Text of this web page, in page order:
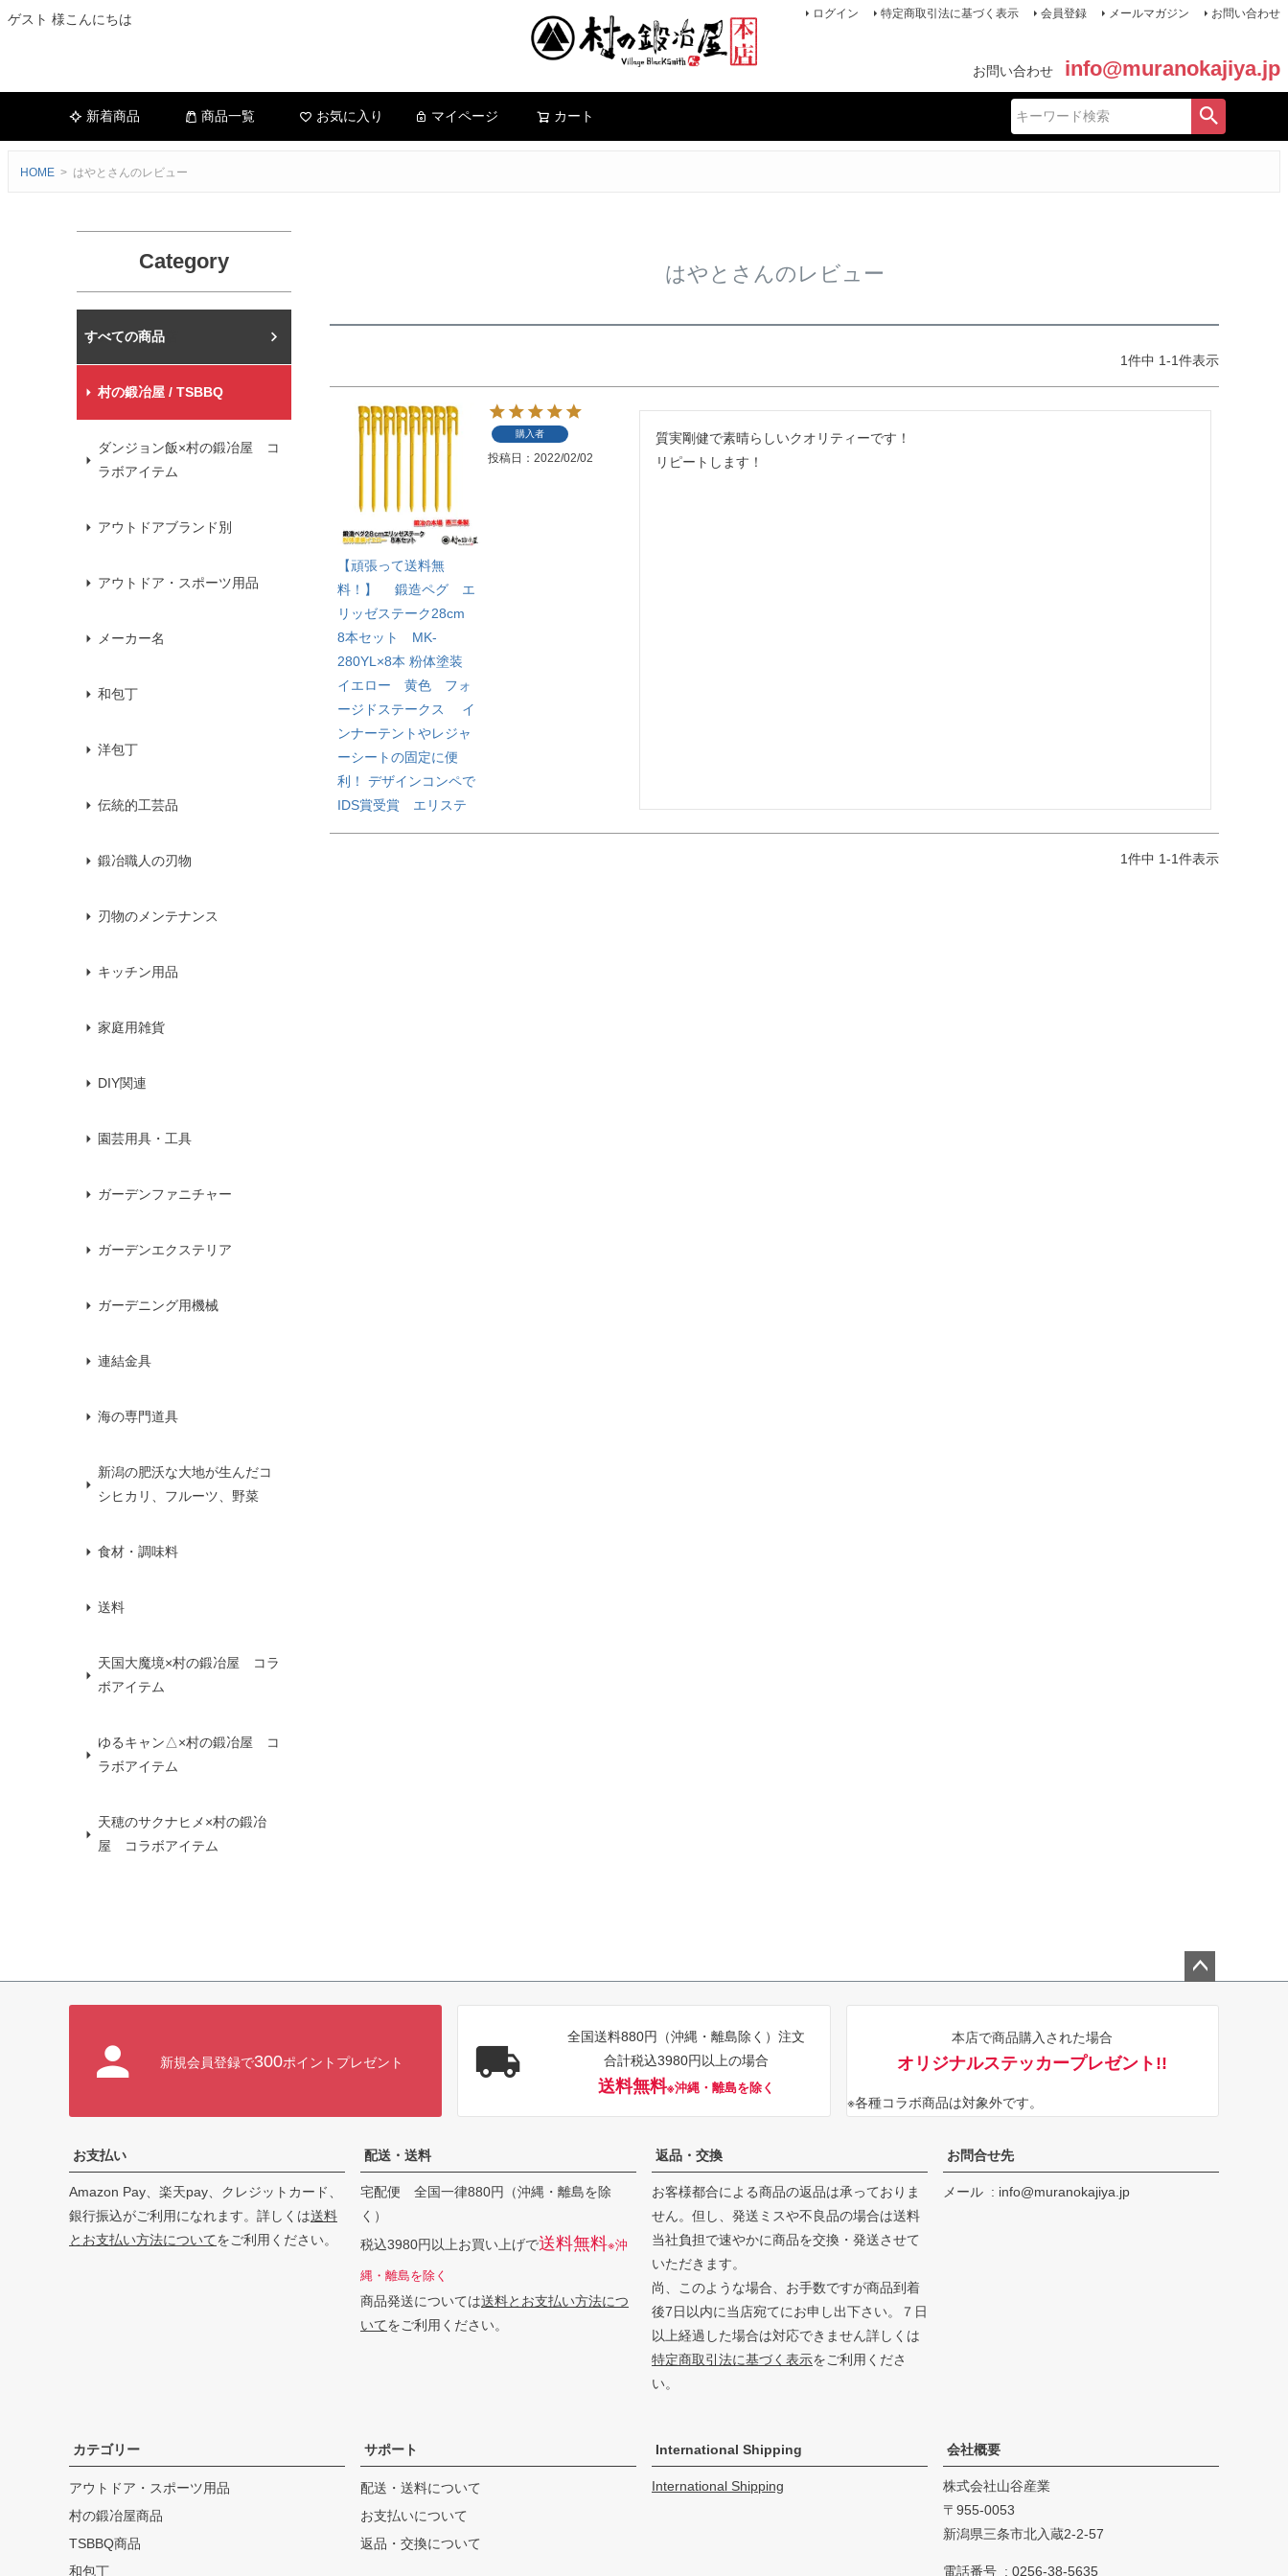
ゲスト 様こんにちは ログイン 特定商取引法に基づく表示 会員登録 メールマガジン お問い合わせ
お問い合わせ info@muranokajiya.jp
新着商品 商品一覧 お気に入り マイページ カート
HOME はやとさんのレビュー
Category
村の鍛冶屋本店
村の鍛冶屋 / TSBBQ
ダンジョン飯×村の鍛冶屋 コ
ラボアイテム
アウトドアブランド別
アウトドア・スポーツ用品
メーカー名
和包丁
洋包丁
伝統的工芸品
鍛冶職人の刃物
刃物のメンテナンス
キッチン用品
家庭用雑貨
DIY関連
園芸用具・工具
ガーデンファニチャー
ガーデンエクステリア
ガーデニング用機械
連結金具
海の専門道具
新潟の肥沃な大地が生んだコ
シヒカリ、フルーツ、野菜
食材・調味料
送料
天国大魔境×村の鍛冶屋 コラ
ボアイテム
ゆるキャン△×村の鍛冶屋 コ
ラボアイテム
天穂のサクナヒメ×村の鍛冶
屋 コラボアイテム
はやとさんのレビュー
1件中 1-1件表示
【頑張って送料無
料！】 鍛造ペグ エ
リッゼステーク28cm
8本セット MK-
280YL×8本 粉体塗装
イエロー 黄色 フォ
ージドステークス イ
ンナーテントやレジャ
ーシートの固定に便
利！ デザインコンペで
IDS賞受賞 エリステ
購入者
投稿日 2022/02/02
質実剛健で素晴らしいクオリティーです！
リピートします！
1件中 1-1件表示
新規会員登録で300ポイントプレゼント
全国送料880円（沖縄・離島除く）注文
合計税込3980円以上の場合
送料無料※沖縄・離島を除く
本店で商品購入された場合
オリジナルステッカープレゼント!!
※各種コラボ商品は対象外です。
お支払い
Amazon Pay、楽天pay、クレジットカード、
銀行振込がご利用になれます。詳しくは送料
とお支払い方法についてをご利用ください。
配送・送料
宅配便 全国一律880円（沖縄・離島を除
く）
税込3980円以上お買い上げで送料無料※沖
縄・離島を除く
商品発送については送料とお支払い方法につ
いてをご利用ください。
返品・交換
お客様都合による商品の返品は承っておりま
せん。但し、発送ミスや不良品の場合は送料
当社負担で速やかに商品を交換・発送させて
いただきます。
尚、このような場合、お手数ですが商品到着
後7日以内に当店宛てにお申し出下さい。７日
以上経過した場合は対応できません詳しくは
特定商取引法に基づく表示をご利用くださ
い。
お問合せ先
メール info@muranokajiya.jp
カテゴリー
アウトドア・スポーツ用品
村の鍛冶屋商品
TSBBQ商品
和包丁
サポート
配送・送料について
お支払いについて
返品・交換について
International Shipping
International Shipping
会社概要
株式会社山谷産業
955-0053
新潟県三条市北入蔵2-2-57
電話番号 0256-38-5635